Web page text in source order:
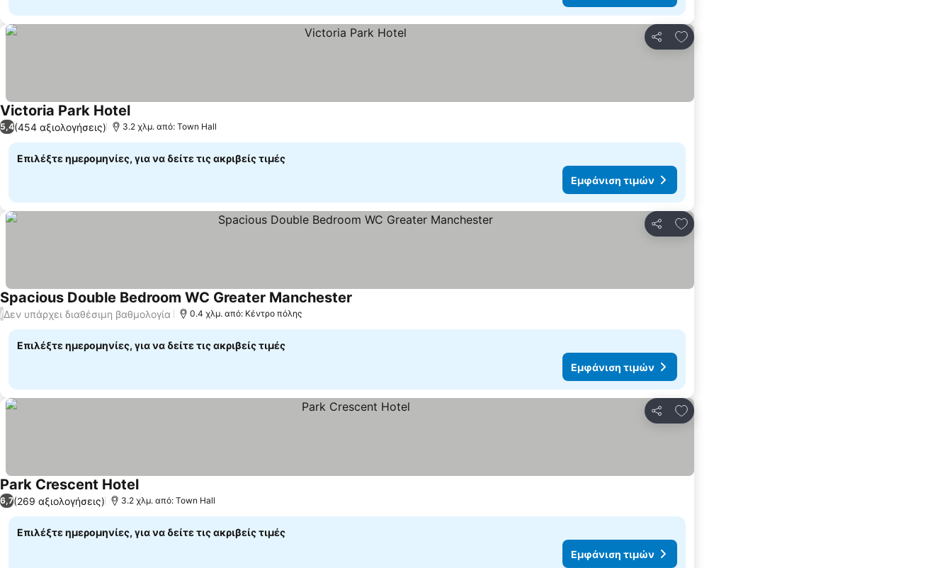
Κοινοποίηση
Προσθήκη στα αγαπημένα
Victoria Park Hotel
5,4(454 αξιολογήσεις) 3.2 χλμ. από: Town Hall
Επιλέξτε ημερομηνίες, για να δείτε τις ακριβείς τιμές
Εμφάνιση τιμών
Κοινοποίηση
Προσθήκη στα αγαπημένα
Spacious Double Bedroom WC Greater Manchester
/Δεν υπάρχει διαθέσιμη βαθμολογία 0.4 χλμ. από: Κέντρο πόλης
Επιλέξτε ημερομηνίες, για να δείτε τις ακριβείς τιμές
Εμφάνιση τιμών
Κοινοποίηση
Προσθήκη στα αγαπημένα
Park Crescent Hotel
6,7(269 αξιολογήσεις) 3.2 χλμ. από: Town Hall
Επιλέξτε ημερομηνίες, για να δείτε τις ακριβείς τιμές
Εμφάνιση τιμών